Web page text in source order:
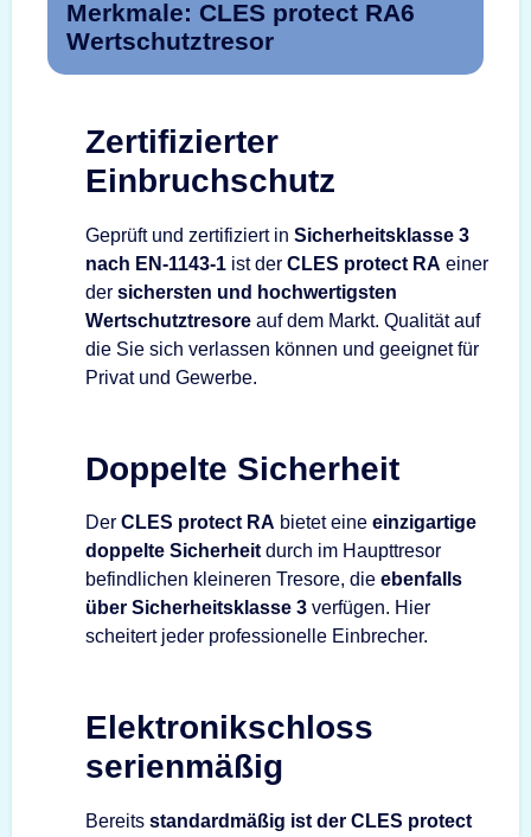
Merkmale: CLES protect RA6
Wertschutztresor
Zertifizierter
Einbruchschutz
Geprüft und zertifiziert in Sicherheitsklasse 3
nach EN-1143-1 ist der CLES protect RA einer
der sichersten und hochwertigsten
Wertschutztresore auf dem Markt. Qualität auf
die Sie sich verlassen können und geeignet für
Privat und Gewerbe.
Doppelte Sicherheit
Der CLES protect RA bietet eine einzigartige
doppelte Sicherheit durch im Haupttresor
befindlichen kleineren Tresore, die ebenfalls
über Sicherheitsklasse 3 verfügen. Hier
scheitert jeder professionelle Einbrecher.
Elektronikschloss
serienmäßig
Bereits standardmäßig ist der CLES protect